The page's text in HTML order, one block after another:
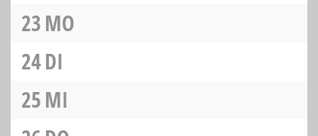
23MO
24DI
25MI